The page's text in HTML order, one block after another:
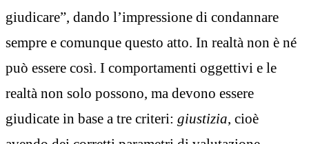
giudicare”, dando l’impressione di condannare
sempre e comunque questo atto. In realtà non è né
può essere così. I comportamenti oggettivi e le
realtà non solo possono, ma devono essere
giudicate in base a tre criteri: giustizia, cioè